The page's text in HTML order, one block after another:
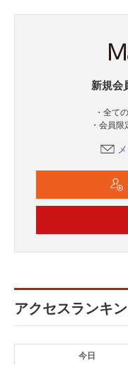
新規会
・全て
・会員
アクセスランキ
今日